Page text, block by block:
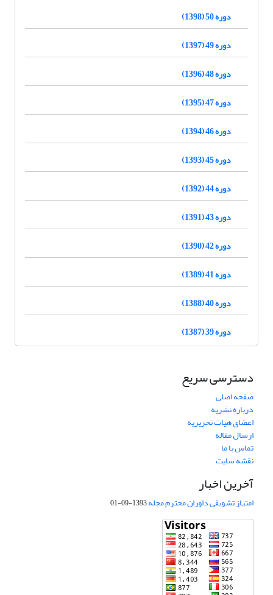
دوره 50 (1398)
دوره 49 (1397)
دوره 48 (1396)
دوره 47 (1395)
دوره 46 (1394)
دوره 45 (1393)
دوره 44 (1392)
دوره 43 (1391)
دوره 42 (1390)
دوره 41 (1389)
دوره 40 (1388)
دوره 39 (1387)
دسترسی سریع
صفحه اصلی
درباره نشریه
اعضای هیات تحریریه
ارسال مقاله
تماس با ما
نقشه سایت
آخرین اخبار
امتیاز تشویقی داوران محترم مجله1393-09-01